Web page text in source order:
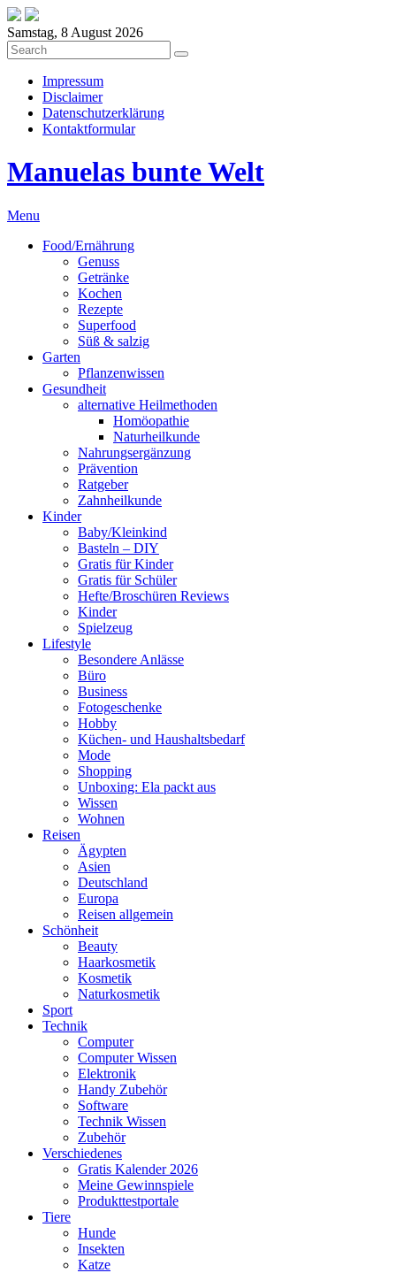
Samstag, 8 August 2026
Impressum
Disclaimer
Datenschutzerklärung
Kontaktformular
Manuelas bunte Welt
Menu
Food/Ernährung
Genuss
Getränke
Kochen
Rezepte
Superfood
Süß & salzig
Garten
Pflanzenwissen
Gesundheit
alternative Heilmethoden
Homöopathie
Naturheilkunde
Nahrungsergänzung
Prävention
Ratgeber
Zahnheilkunde
Kinder
Baby/Kleinkind
Basteln – DIY
Gratis für Kinder
Gratis für Schüler
Hefte/Broschüren Reviews
Kinder
Spielzeug
Lifestyle
Besondere Anlässe
Büro
Business
Fotogeschenke
Hobby
Küchen- und Haushaltsbedarf
Mode
Shopping
Unboxing: Ela packt aus
Wissen
Wohnen
Reisen
Ägypten
Asien
Deutschland
Europa
Reisen allgemein
Schönheit
Beauty
Haarkosmetik
Kosmetik
Naturkosmetik
Sport
Technik
Computer
Computer Wissen
Elektronik
Handy Zubehör
Software
Technik Wissen
Zubehör
Verschiedenes
Gratis Kalender 2026
Meine Gewinnspiele
Produkttestportale
Tiere
Hunde
Insekten
Katze